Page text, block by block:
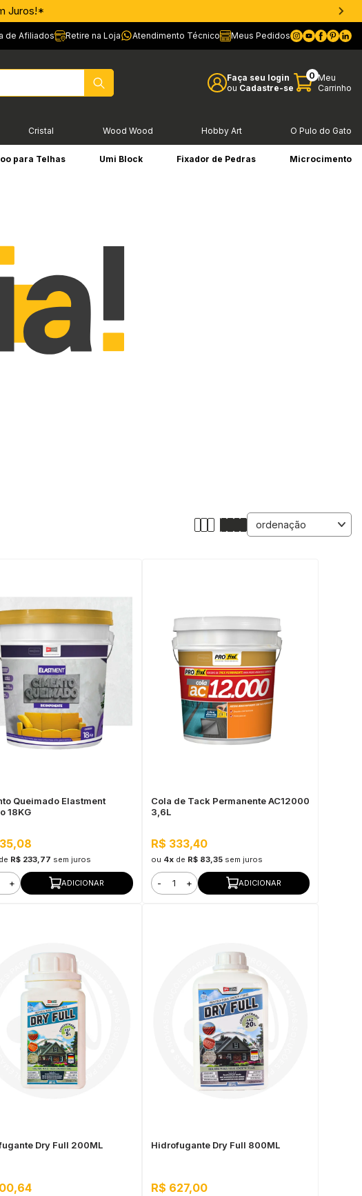
Juros!*
de Afiliados Retire na Loja Atendimento Técnico Meus Pedidos
Faça seu login
ou Cadastre-se
0 Meu
Carrinho
Cristal Wood Wood Hobby Art O Pulo do Gato
para Telhas Umi Block Fixador de Pedras Microcimento
Queimado Elastment
18KG
de R$ 233,77 sem juros
+ ADICIONAR
Cola de Tack Permanente AC12000
3,6L
R$ 333,40
ou 4xde R$ 83,35 sem juros
- + ADICIONAR
Dry Full 200ML Hidrofugante Dry Full 800ML
R$ 627,00